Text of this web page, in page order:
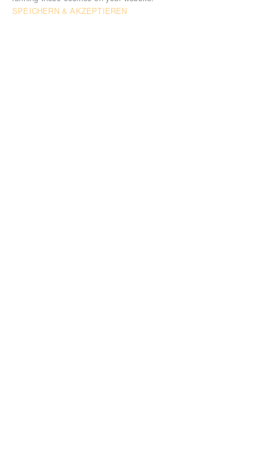
SPEICHERN & AKZEPTIEREN